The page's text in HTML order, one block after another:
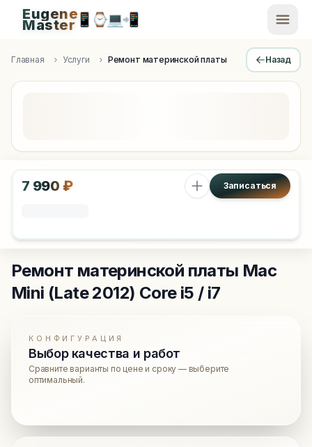
Apple Diagnostics & Engineering Authority in Saint
Eugene
Master📱 ⌚💻📲
Главная Услуги Ремонт материнской платы Назад
7 990 ₽ Записаться
Ремонт материнской платы Mac
Mini (Late 2012) Core i5 / i7
КОНФИГУРАЦИЯ
Выбор качества и работ
Сравните варианты по цене и сроку — выберите
оптимальный.